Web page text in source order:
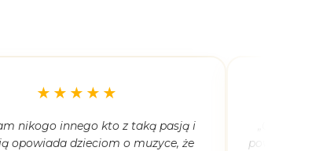
★★★★★
nikogo innego kto z taką pasją i
opowiada dzieciom o muzyce, że
powiedziała,